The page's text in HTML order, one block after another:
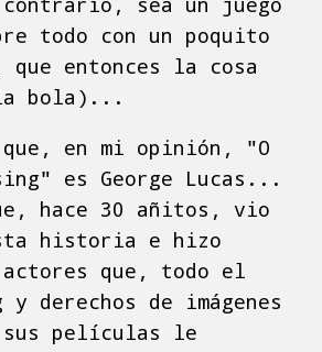
todo con un poquito
que entonces la cosa
bola)...
que, en mi opinión, "O
es George Lucas...
hace 30 añitos, vio
historia e hizo
que, todo el
y derechos de imágenes
sus películas le